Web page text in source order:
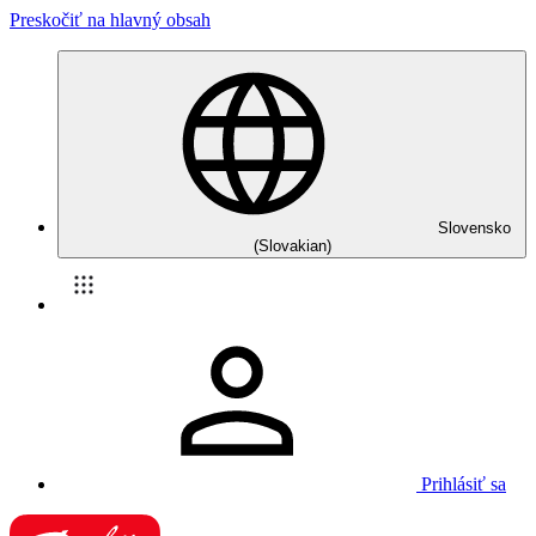
Preskočiť na hlavný obsah
Slovensko
(Slovakian)
Prihlásiť sa